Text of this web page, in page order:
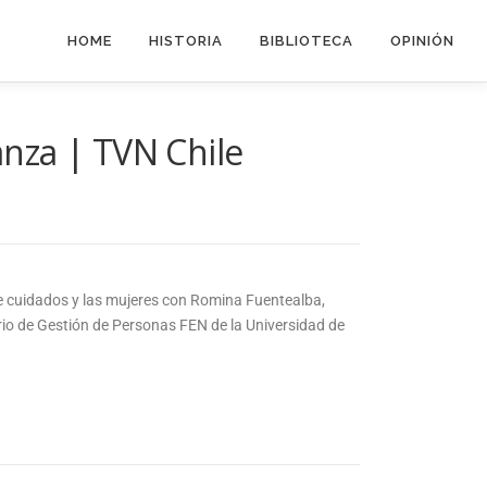
HOME HISTORIA BIBLIOTECA OPINIÓN
| TVN Chile
y las mujeres con Romina Fuentealba,
de Gestión de Personas FEN de la Universidad de